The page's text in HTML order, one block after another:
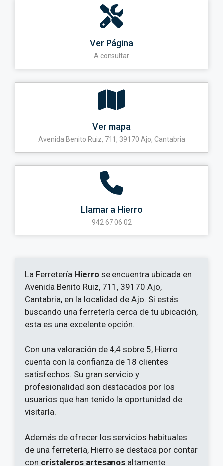
Ver Página
A consultar
Ver mapa
Avenida Benito Ruiz, 711, 39170 Ajo, Cantabria
Llamar a Hierro
942 67 06 02
La Ferretería Hierro se encuentra ubicada en
Avenida Benito Ruiz, 711, 39170 Ajo,
Cantabria, en la localidad de Ajo. Si estás
buscando una ferretería cerca de tu ubicación,
esta es una excelente opción.
Con una valoración de 4,4 sobre 5, Hierro
cuenta con la confianza de 18 clientes
satisfechos. Su gran servicio y
profesionalidad son destacados por los
usuarios que han tenido la oportunidad de
visitarla.
Además de ofrecer los servicios habituales
de una ferretería, Hierro se destaca por contar
con cristaleros artesanos altamente